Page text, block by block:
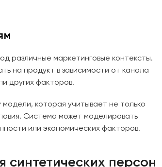
различные маркетинговые контексты.
на продукт в зависимости от канала
других факторов.
которая учитывает не только
Система может моделировать
или экономических факторов.
персон